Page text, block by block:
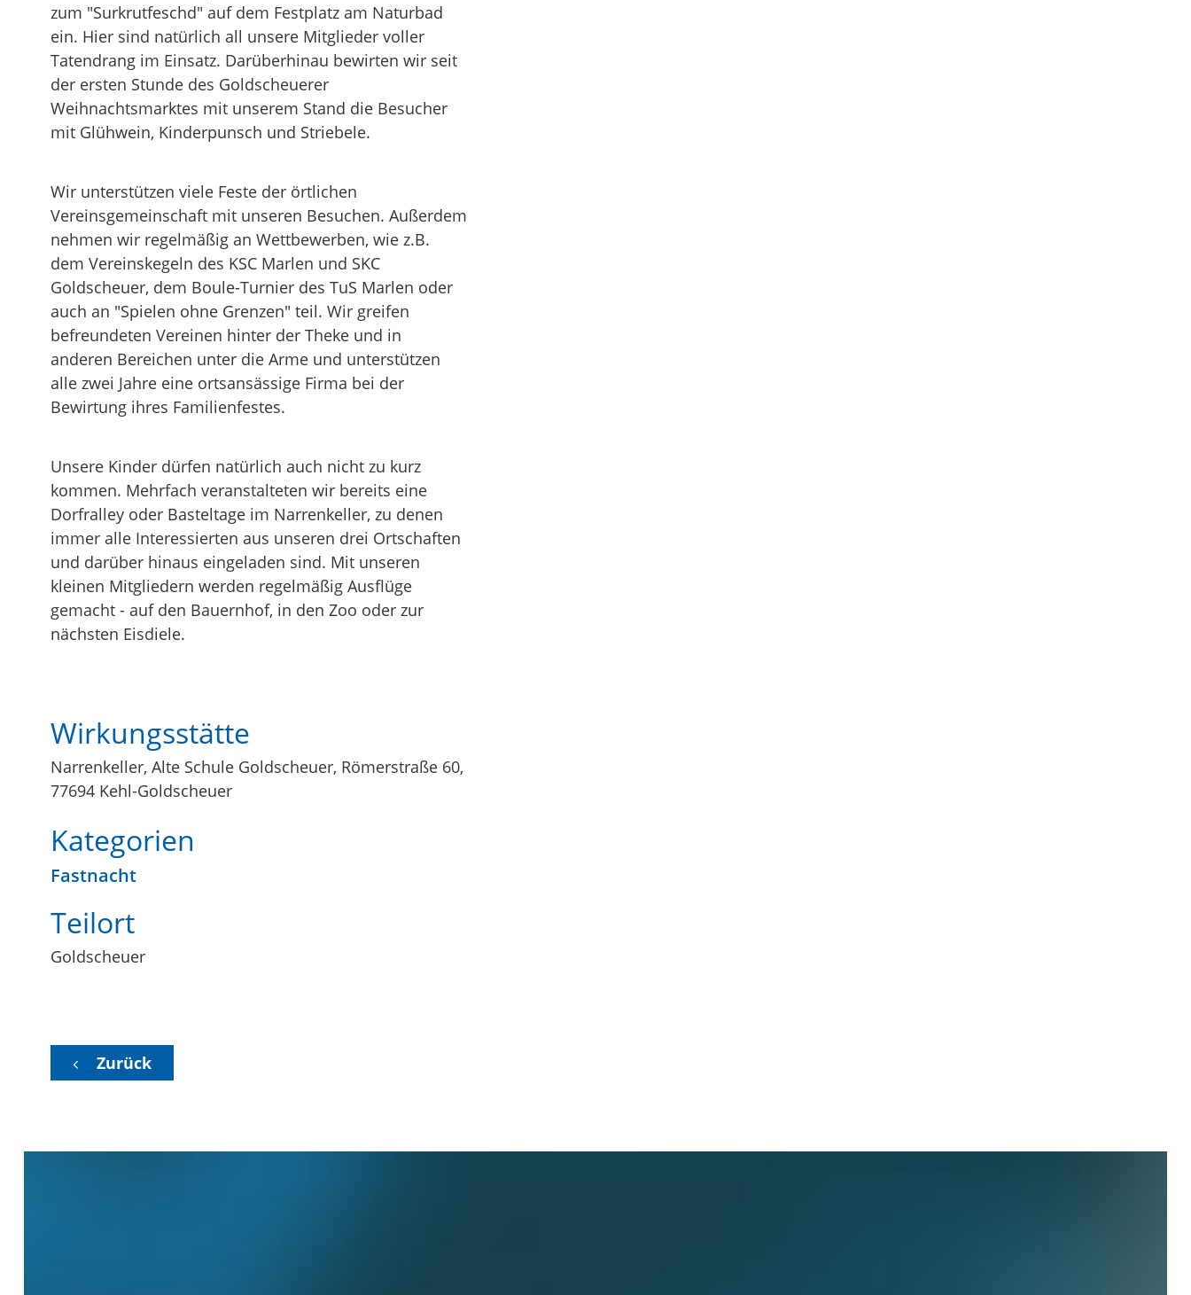
zum "Surkrutfeschd" auf dem Festplatz am Naturbad
ein. Hier sind natürlich all unsere Mitglieder voller
Tatendrang im Einsatz. Darüberhinau bewirten wir seit
der ersten Stunde des Goldscheuerer
Weihnachtsmarktes mit unserem Stand die Besucher
mit Glühwein, Kinderpunsch und Striebele.
Wir unterstützen viele Feste der örtlichen
Vereinsgemeinschaft mit unseren Besuchen. Außerdem
nehmen wir regelmäßig an Wettbewerben, wie z.B.
dem Vereinskegeln des KSC Marlen und SKC
Goldscheuer, dem Boule-Turnier des TuS Marlen oder
auch an "Spielen ohne Grenzen" teil. Wir greifen
befreundeten Vereinen hinter der Theke und in
anderen Bereichen unter die Arme und unterstützen
alle zwei Jahre eine ortsansässige Firma bei der
Bewirtung ihres Familienfestes.
Unsere Kinder dürfen natürlich auch nicht zu kurz
kommen. Mehrfach veranstalteten wir bereits eine
Dorfralley oder Basteltage im Narrenkeller, zu denen
immer alle Interessierten aus unseren drei Ortschaften
und darüber hinaus eingeladen sind. Mit unseren
kleinen Mitgliedern werden regelmäßig Ausflüge
gemacht - auf den Bauernhof, in den Zoo oder zur
nächsten Eisdiele.
Wirkungsstätte
Narrenkeller, Alte Schule Goldscheuer, Römerstraße 60,
77694 Kehl-Goldscheuer
Kategorien
Fastnacht
Teilort
Goldscheuer
Zurück